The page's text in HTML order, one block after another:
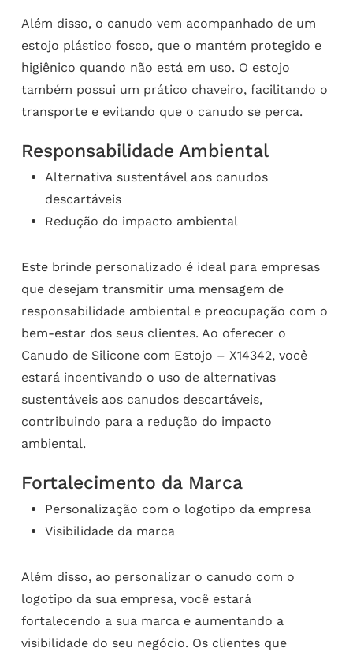
Além disso, o canudo vem acompanhado de um
estojo plástico fosco, que o mantém protegido e
higiênico quando não está em uso. O estojo
também possui um prático chaveiro, facilitando o
transporte e evitando que o canudo se perca.
Responsabilidade Ambiental
Alternativa sustentável aos canudos
descartáveis
Redução do impacto ambiental
Este brinde personalizado é ideal para empresas
que desejam transmitir uma mensagem de
responsabilidade ambiental e preocupação com o
bem-estar dos seus clientes. Ao oferecer o
Canudo de Silicone com Estojo – X14342, você
estará incentivando o uso de alternativas
sustentáveis aos canudos descartáveis,
contribuindo para a redução do impacto
ambiental.
Fortalecimento da Marca
Personalização com o logotipo da empresa
Visibilidade da marca
Além disso, ao personalizar o canudo com o
logotipo da sua empresa, você estará
fortalecendo a sua marca e aumentando a
visibilidade do seu negócio. Os clientes que